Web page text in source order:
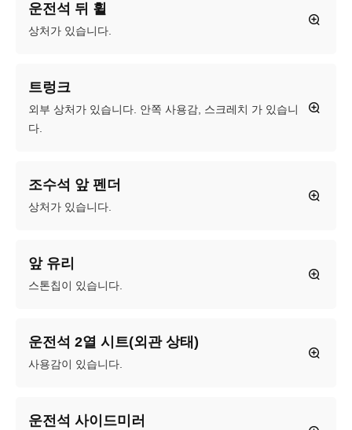
운전석 뒤 휠
상처가 있습니다.
트렁크
외부 상처가 있습니다. 안쪽 사용감, 스크레치 가 있습니
다.
조수석 앞 펜더
상처가 있습니다.
앞 유리
스톤칩이 있습니다.
운전석 2열 시트(외관 상태)
사용감이 있습니다.
운전석 사이드미러